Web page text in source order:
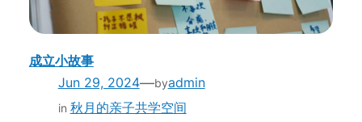
成立小故事
Jun 29, 2024—byadmin
in 秋月的亲子共学空间